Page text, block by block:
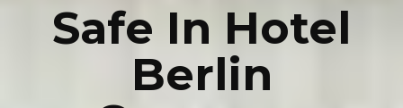
Safe In Hotel
Berlin